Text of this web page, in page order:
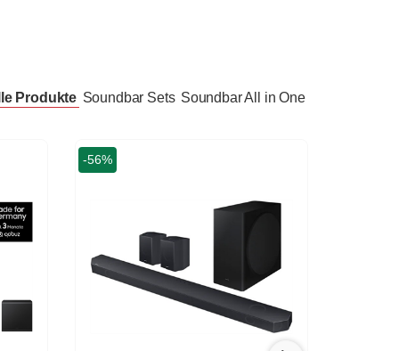
Produkte Soundbar Sets Soundbar All in One
-25%